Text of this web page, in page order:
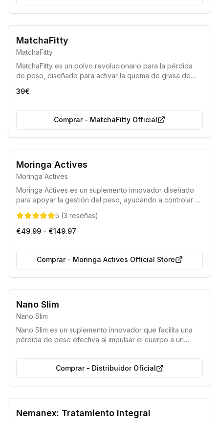
Bestseller 2025-2026
Eficiencia demostrada por los médicos
MatchaFitty
MatchaFitty
MatchaFitty es un polvo revolucionario para la pérdida
de peso, diseñado para activar la quema de grasa de
siguiendo los principios de la dieta cetogénica. Permite
convertido en un éxito universal en el campo de la
39€
Comprar- MatchaFitty Official
100% Natural Sin Gluten
Moringa Actives
Moringa Actives
Moringa Actives es un suplemento innovador diseñado
para apoyar la gestión del peso, ayudando a controlar el
de azúcar en sangre, facilitando un proceso de
adelgazamiento efectivo y saludable.
5 (3 reseñas)
€49.99 - €149.97
Comprar- Moringa Actives Official Store
Producto 100% natural
Nano Slim
Nano Slim
Nano Slim es un suplemento innovador que facilita una
pérdida de peso efectiva al impulsar el cuerpo a un
como fuente de energía principal en lugar de los
carbohidratos. Este producto natural ofrece una forma
sencilla y rápida de adelgazar, eludiendo las rigurosas
restricciones y las molestias típicas de las dietas
cetogénicas tradicionales, a la vez que proporciona
mayor vitalidad y una sensación general de bienestar.
Comprar- Distribuidor Oficial
Nemanex: Tratamiento Integral